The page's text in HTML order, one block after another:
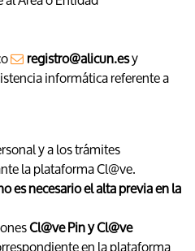
registro@alicun.esy
informática referente a
y a los trámites
la plataforma Cl@ve.
es necesario el alta previa en la
Cl@ve Pin y Cl@ve